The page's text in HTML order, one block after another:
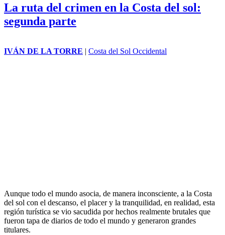
La ruta del crimen en la Costa del sol:
segunda parte
IVÁN DE LA TORRE Costa del Sol Occidental
Aunque todo el mundo asocia, de manera inconsciente, a la Costa
del sol con el descanso, el placer y la tranquilidad, en realidad, esta
región turística se vio sacudida por hechos realmente brutales que
fueron tapa de diarios de todo el mundo y generaron grandes
titulares.